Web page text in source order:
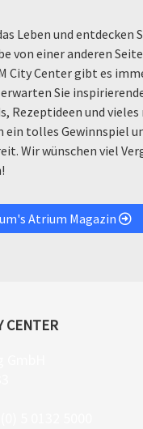
Leben und entdecken
von einer anderen
City Center gibt es
Sie
Rezeptideen und vieles
ein tolles Gewinnspiel
Wir wünschen viel
Atrium Magazin
CENTER